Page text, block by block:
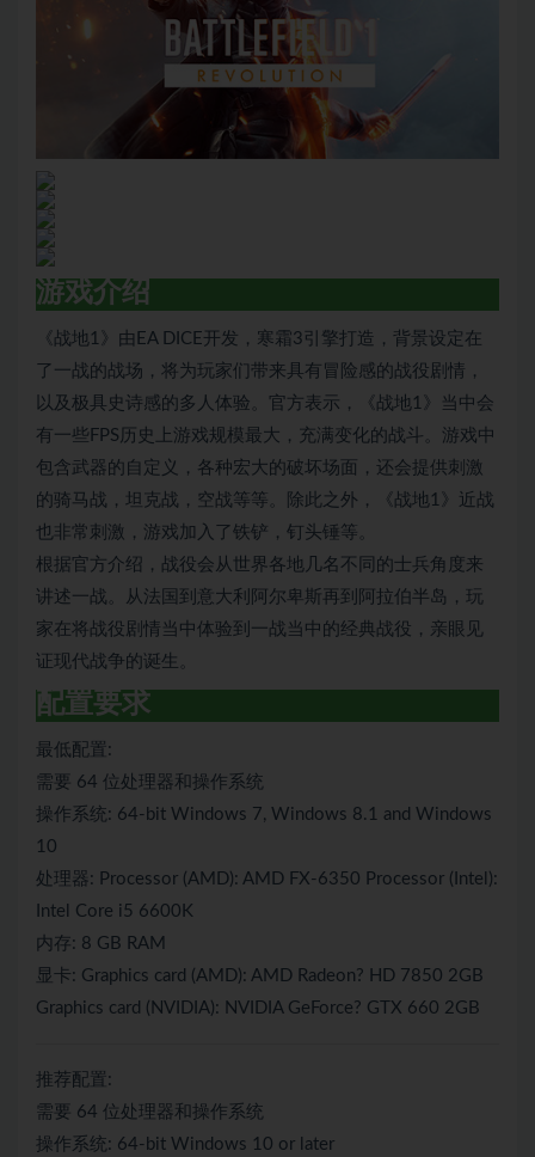
游戏介绍
《战地1》由EA DICE开发，寒霜3引擎打造，背景设定在
了一战的战场，将为玩家们带来具有冒险感的战役剧情，
以及极具史诗感的多人体验。官方表示，《战地1》当中会
有一些FPS历史上游戏规模最大，充满变化的战斗。游戏中
包含武器的自定义，各种宏大的破坏场面，还会提供刺激
的骑马战，坦克战，空战等等。除此之外，《战地1》近战
也非常刺激，游戏加入了铁铲，钉头锤等。
根据官方介绍，战役会从世界各地几名不同的士兵角度来
讲述一战。从法国到意大利阿尔卑斯再到阿拉伯半岛，玩
家在将战役剧情当中体验到一战当中的经典战役，亲眼见
证现代战争的诞生。
配置要求
最低配置:
需要 64 位处理器和操作系统
操作系统: 64-bit Windows 7, Windows 8.1 and Windows
10
处理器: Processor (AMD): AMD FX-6350 Processor (Intel):
Intel Core i5 6600K
内存: 8 GB RAM
显卡: Graphics card (AMD): AMD Radeon? HD 7850 2GB
Graphics card (NVIDIA): NVIDIA GeForce? GTX 660 2GB
推荐配置:
需要 64 位处理器和操作系统
操作系统: 64-bit Windows 10 or later